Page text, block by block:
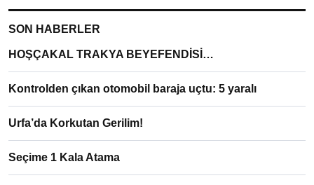
SON HABERLER
HOŞÇAKAL TRAKYA BEYEFENDİSİ…
Kontrolden çıkan otomobil baraja uçtu: 5 yaralı
Urfa’da Korkutan Gerilim!
Seçime 1 Kala Atama